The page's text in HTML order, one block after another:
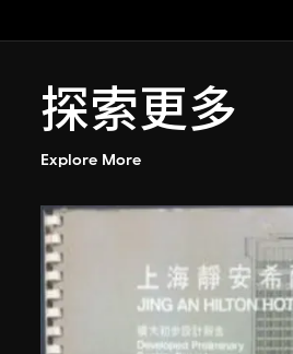
探索更多
Explore More